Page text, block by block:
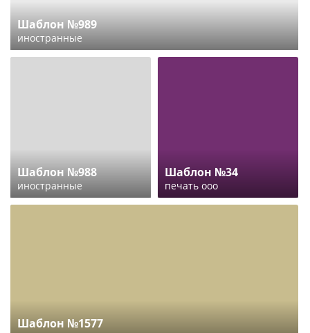
Шаблон №989
иностранные
Шаблон №988
иностранные
Шаблон №34
печать ооо
Шаблон №1577